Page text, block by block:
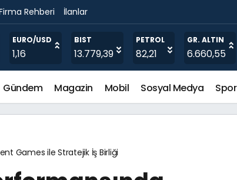
Rehberi İlanlar
EURO/USD
1,16
BIST
13.779,39
PETROL
82,21
GR. ALTIN
6.660,55
Gündem Magazin Mobil Sosyal Medya Spor
Games ile Stratejik İş Birliği
Destek